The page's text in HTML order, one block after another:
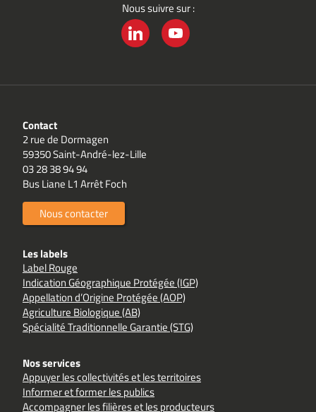
Nous suivre sur :
Contact
2 rue de Dormagen
59350 Saint-André-lez-Lille
03 28 38 94 94
Bus Liane L1 Arrêt Foch
Nous contacter
Les labels
Label Rouge
Indication Géographique Protégée (IGP)
Appellation d’Origine Protégée (AOP)
Agriculture Biologique (AB)
Spécialité Traditionnelle Garantie (STG)
Nos services
Appuyer les collectivités et les territoires
Informer et former les publics
Accompagner les filières et les producteurs